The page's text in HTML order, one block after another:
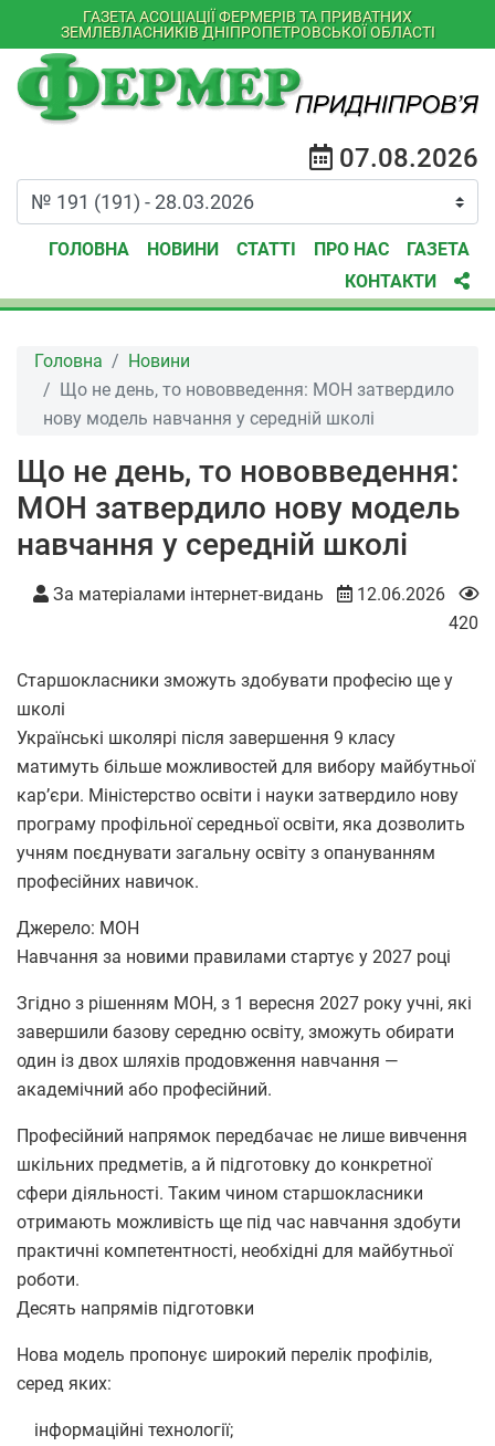
ГАЗЕТА АСОЦІАЦІЇ ФЕРМЕРІВ ТА ПРИВАТНИХ
ЗЕМЛЕВЛАСНИКІВ ДНІПРОПЕТРОВСЬКОЇ ОБЛАСТІ
07.08.2026
ГОЛОВНА НОВИНИ СТАТТІ ПРО НАС
ГАЗЕТА
КОНТАКТИ
Головна
Новини
Що не день, то нововведення: МОН затвердило
нову модель навчання у середній школі
Що не день, то нововведення:
МОН затвердило нову модель
навчання у середній школі
За матеріалами інтернет-видань
12.06.2026
420
Старшокласники зможуть здобувати професію ще у
школі
Українські школярі після завершення 9 класу
матимуть більше можливостей для вибору майбутньої
кар’єри. Міністерство освіти і науки затвердило нову
програму профільної середньої освіти, яка дозволить
учням поєднувати загальну освіту з опануванням
професійних навичок.
Джерело: МОН
Навчання за новими правилами стартує у 2027 році
Згідно з рішенням МОН, з 1 вересня 2027 року учні, які
завершили базову середню освіту, зможуть обирати
один із двох шляхів продовження навчання —
академічний або професійний.
Професійний напрямок передбачає не лише вивчення
шкільних предметів, а й підготовку до конкретної
сфери діяльності. Таким чином старшокласники
отримають можливість ще під час навчання здобути
практичні компетентності, необхідні для майбутньої
роботи.
Десять напрямів підготовки
Нова модель пропонує широкий перелік профілів,
серед яких:
інформаційні технології;